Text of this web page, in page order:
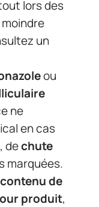
lors des
un
ou
ne
en cas
dechute
marquées.
contenu de
produit,